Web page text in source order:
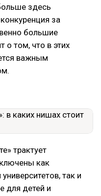
здесь
за
большие
том, что в этих
важным
трактует
как
так и
для детей и